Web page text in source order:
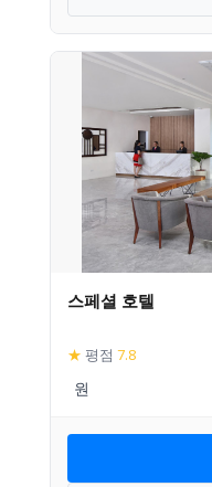
스페셜 호텔
★ 평점 7.8